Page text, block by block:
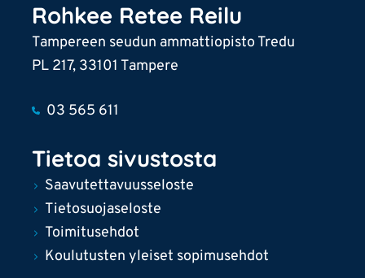
Rohkee Retee Reilu
Tampereen seudun ammattiopisto Tredu
PL 217, 33101 Tampere
03 565 611
Tietoa sivustosta
Saavutettavuusseloste
Tietosuojaseloste
Toimitusehdot
Koulutusten yleiset sopimusehdot